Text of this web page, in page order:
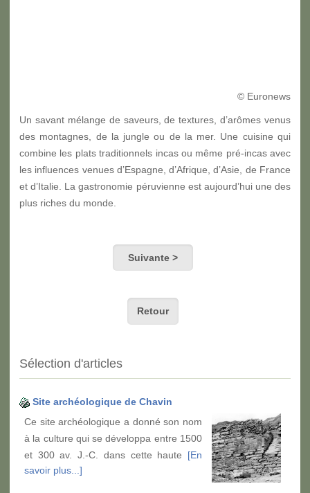
© Euronews
Un savant mélange de saveurs, de textures, d’arômes venus
des montagnes, de la jungle ou de la mer. Une cuisine qui
combine les plats traditionnels incas ou même pré-incas avec
les influences venues d’Espagne, d’Afrique, d’Asie, de France
et d’Italie. La gastronomie péruvienne est aujourd’hui une des
plus riches du monde.
Suivante >
Retour
Sélection d'articles
Site archéologique de Chavin
Ce site archéologique a donné son nom
à la culture qui se développa entre 1500
et 300 av. J.-C. dans cette haute [En
savoir plus...]